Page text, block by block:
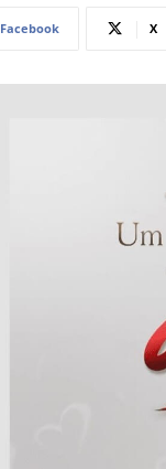
Facebook X